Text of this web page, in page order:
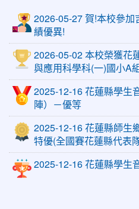
2026-05-27 賀!本校參
績優異!
2026-05-02 本校榮獲花
與應用科學科(一)國小A
2025-12-16 花蓮縣學生
陣）－優等
2025-12-16 花蓮縣師生
特優(全國賽花蓮縣代表
2025-12-16 花蓮縣學生